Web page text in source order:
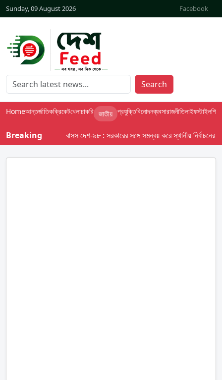
Sunday, 09 August 2026 Facebook
Search
Homeআন্তর্জাতিকক্রিকেটখেলাচাকরি জাতীয় প্রযুক্তিবিনোদনব্যবসারাজনীতিলাইফস্টাইলশিক্ষা
Breaking বাসস দেশ-৯৮ : সরকারের সঙ্গে সমন্বয় করে স্থানীয় নির্বাচনের